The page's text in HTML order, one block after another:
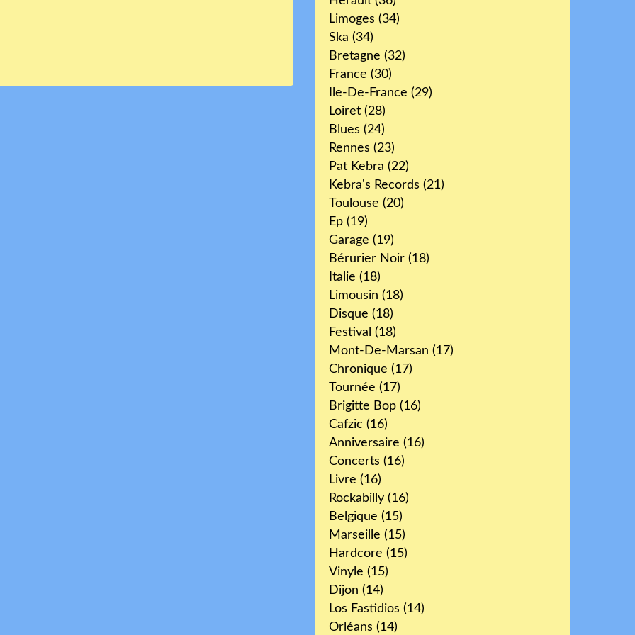
Limoges (34)
Ska (34)
Bretagne (32)
France (30)
Ile-De-France (29)
Loiret (28)
Blues (24)
Rennes (23)
Pat Kebra (22)
Kebra's Records (21)
Toulouse (20)
Ep (19)
Garage (19)
Bérurier Noir (18)
Italie (18)
Limousin (18)
Disque (18)
Festival (18)
Mont-De-Marsan (17)
Chronique (17)
Tournée (17)
Brigitte Bop (16)
Cafzic (16)
Anniversaire (16)
Concerts (16)
Livre (16)
Rockabilly (16)
Belgique (15)
Marseille (15)
Hardcore (15)
Vinyle (15)
Dijon (14)
Los Fastidios (14)
Orléans (14)